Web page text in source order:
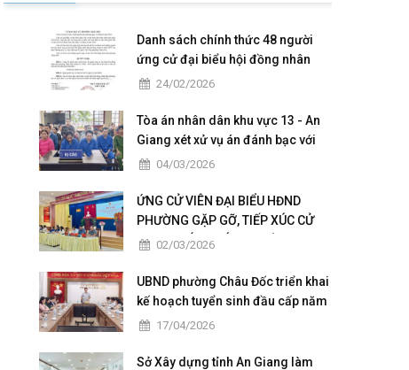
Danh sách chính thức 48 người
ứng cử đại biểu hội đồng nhân
dân của phường Châu Đốc nhiệm
24/02/2026
Tòa án nhân dân khu vực 13 - An
Giang xét xử vụ án đánh bạc với
số tiền giao dịch hơn 4,9 tỷ đồng
04/03/2026
ỨNG CỬ VIÊN ĐẠI BIỂU HĐND
PHƯỜNG GẶP GỠ, TIẾP XÚC CỬ
TRI TẠI CÁC KHÓM THUỘC ĐƠN VỊ
02/03/2026
UBND phường Châu Đốc triển khai
kế hoạch tuyển sinh đầu cấp năm
học 2026 – 2027
17/04/2026
Sở Xây dựng tỉnh An Giang làm